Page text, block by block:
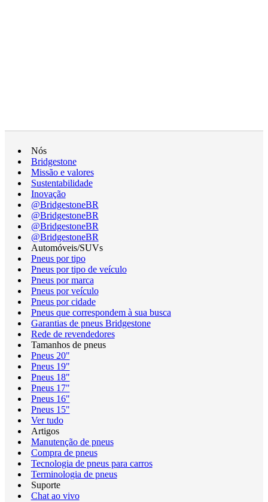
Nós
Bridgestone
Missão e valores
Sustentabilidade
Inovação
@BridgestoneBR
@BridgestoneBR
@BridgestoneBR
@BridgestoneBR
Automóveis/SUVs
Pneus por tipo
Pneus por tipo de veículo
Pneus por marca
Pneus por veículo
Pneus por cidade
Pneus que correspondem à sua busca
Garantias de pneus Bridgestone
Rede de revendedores
Tamanhos de pneus
Pneus 20"
Pneus 19"
Pneus 18"
Pneus 17"
Pneus 16"
Pneus 15"
Ver tudo
Artigos
Manutenção de pneus
Compra de pneus
Tecnologia de pneus para carros
Terminologia de pneus
Suporte
Chat ao vivo